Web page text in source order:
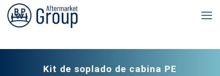
Kit de soplado de cabina PE